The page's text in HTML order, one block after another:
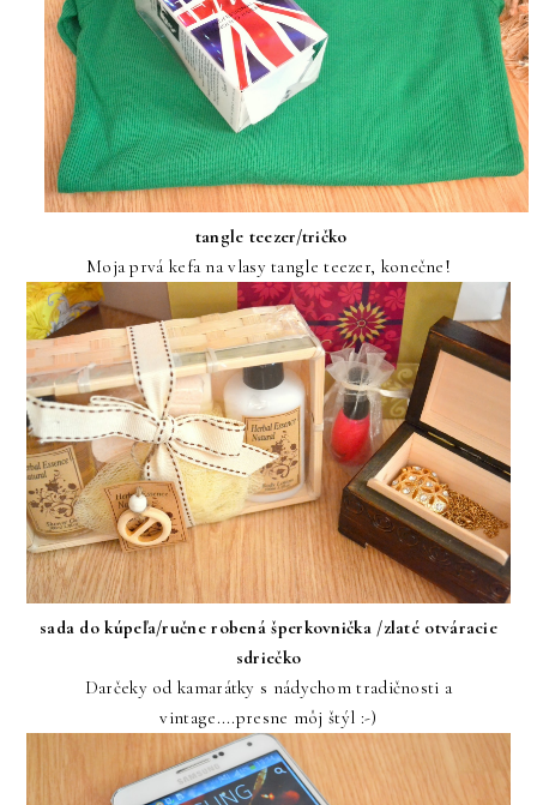
tangle teezer/tričko
Moja prvá kefa na vlasy tangle teezer, konečne!
sada do kúpeľa/ručne robená šperkovnička /zlaté otváracie
sdriečko
Darčeky od kamarátky s nádychom tradičnosti a
vintage....presne môj štýl :-)